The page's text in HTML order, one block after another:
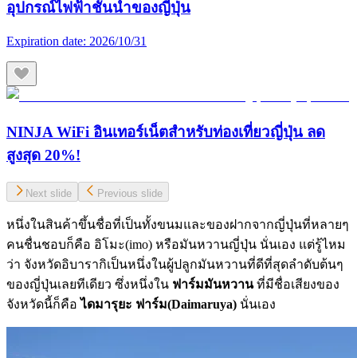
อุปกรณ์ไฟฟ้าชั้นนำของญี่ปุ่น
Expiration date: 2026/10/31
NINJA WiFi อินเทอร์เน็ตสำหรับท่องเที่ยวญี่ปุ่น ลด
สูงสุด 20%!
Next slide Previous slide
หนึ่งในสินค้าขึ้นชื่อที่เป็นทั้งขนมและของฝากจากญี่ปุ่นที่หลายๆ
คนชื่นชอบก็คือ อิโมะ(imo) หรือมันหวานญี่ปุ่น นั่นเอง แต่รู้ไหม
ว่า จังหวัดอิบารากิเป็นหนึ่งในผู้ปลูกมันหวานที่ดีที่สุดลำดับต้นๆ
ของญี่ปุ่นเลยทีเดียว ซึ่งหนึ่งใน ฟาร์มมันหวานที่มีชื่อเสียงของ
จังหวัดนี้ก็คือไดมารุยะ ฟาร์ม(Daimaruya) นั่นเอง